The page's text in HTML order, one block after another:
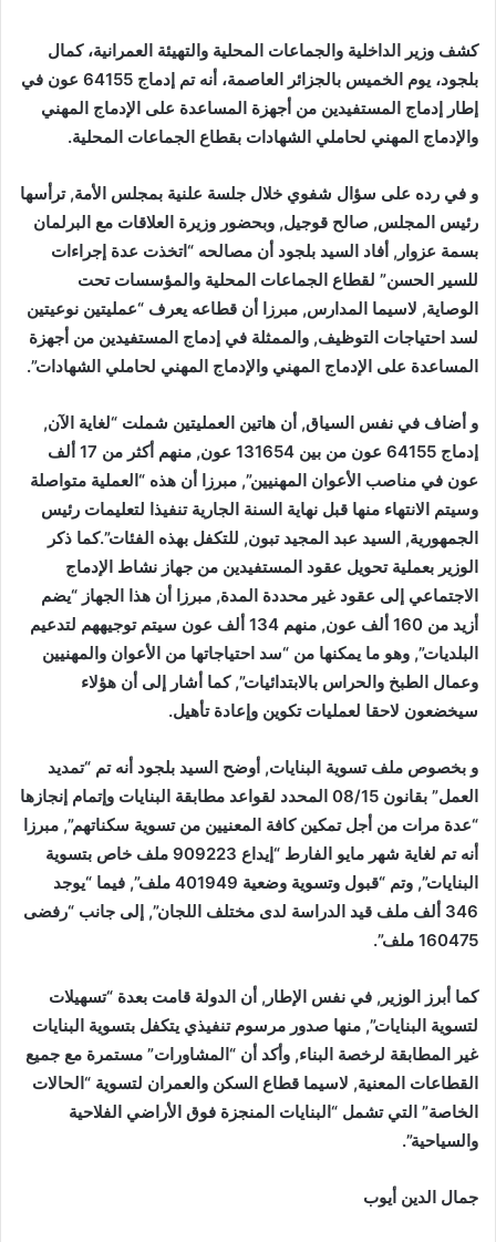
كشف وزير الداخلية والجماعات المحلية والتهيئة العمرانية، كمال
بلجود، يوم الخميس بالجزائر العاصمة، أنه تم إدماج 64155 عون في
إطار إدماج المستفيدين من أجهزة المساعدة على الإدماج المهني
والإدماج المهني لحاملي الشهادات بقطاع الجماعات المحلية.
و في رده على سؤال شفوي خلال جلسة علنية بمجلس الأمة, ترأسها
رئيس المجلس, صالح قوجيل, وبحضور وزيرة العلاقات مع البرلمان
بسمة عزوار, أفاد السيد بلجود أن مصالحه “اتخذت عدة إجراءات
للسير الحسن” لقطاع الجماعات المحلية والمؤسسات تحت
الوصاية, لاسيما المدارس, مبرزا أن قطاعه يعرف “عمليتين نوعيتين
لسد احتياجات التوظيف, والممثلة في إدماج المستفيدين من أجهزة
المساعدة على الإدماج المهني والإدماج المهني لحاملي الشهادات”.
و أضاف في نفس السياق, أن هاتين العمليتين شملت “لغاية الآن,
إدماج 64155 عون من بين 131654 عون, منهم أكثر من 17 ألف
عون في مناصب الأعوان المهنيين”, مبرزا أن هذه “العملية متواصلة
وسيتم الانتهاء منها قبل نهاية السنة الجارية تنفيذا لتعليمات رئيس
الجمهورية, السيد عبد المجيد تبون, للتكفل بهذه الفئات”.كما ذكر
الوزير بعملية تحويل عقود المستفيدين من جهاز نشاط الإدماج
الاجتماعي إلى عقود غير محددة المدة, مبرزا أن هذا الجهاز “يضم
أزيد من 160 ألف عون, منهم 134 ألف عون سيتم توجيههم لتدعيم
البلديات”, وهو ما يمكنها من “سد احتياجاتها من الأعوان والمهنيين
وعمال الطبخ والحراس بالابتدائيات”, كما أشار إلى أن هؤلاء
سيخضعون لاحقا لعمليات تكوين وإعادة تأهيل.
و بخصوص ملف تسوية البنايات, أوضح السيد بلجود أنه تم “تمديد
العمل” بقانون 08/15 المحدد لقواعد مطابقة البنايات وإتمام إنجازها
“عدة مرات من أجل تمكين كافة المعنيين من تسوية سكناتهم”, مبرزا
أنه تم لغاية شهر مايو الفارط “إيداع 909223 ملف خاص بتسوية
البنايات”, وتم “قبول وتسوية وضعية 401949 ملف”, فيما “يوجد
346 ألف ملف قيد الدراسة لدى مختلف اللجان”, إلى جانب “رفضى
160475 ملف”.
كما أبرز الوزير, في نفس الإطار, أن الدولة قامت بعدة “تسهيلات
لتسوية البنايات”, منها صدور مرسوم تنفيذي يتكفل بتسوية البنايات
غير المطابقة لرخصة البناء, وأكد أن “المشاورات” مستمرة مع جميع
القطاعات المعنية, لاسيما قطاع السكن والعمران لتسوية “الحالات
الخاصة” التي تشمل “البنايات المنجزة فوق الأراضي الفلاحية
والسياحية”.
جمال الدين أيوب